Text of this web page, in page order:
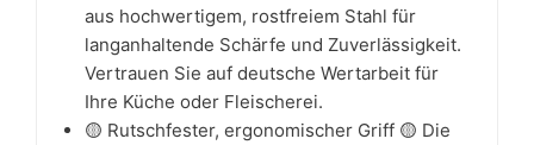
aus hochwertigem, rostfreiem Stahl für
langanhaltende Schärfe und Zuverlässigkeit.
Vertrauen Sie auf deutsche Wertarbeit für
Ihre Küche oder Fleischerei.
🟡 Rutschfester, ergonomischer Griff 🟡 Die